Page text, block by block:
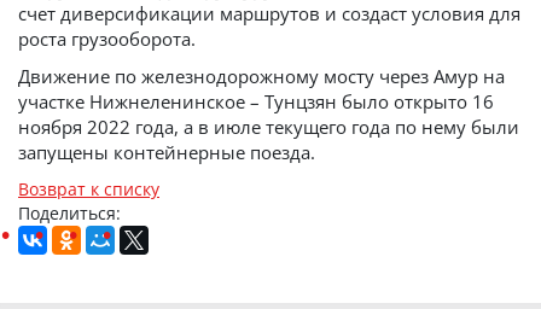
счет диверсификации маршрутов и создаст условия для
роста грузооборота.
Движение по железнодорожному мосту через Амур на
участке Нижнеленинское – Тунцзян было открыто 16
ноября 2022 года, а в июле текущего года по нему были
запущены контейнерные поезда.
Возврат к списку
Поделиться: